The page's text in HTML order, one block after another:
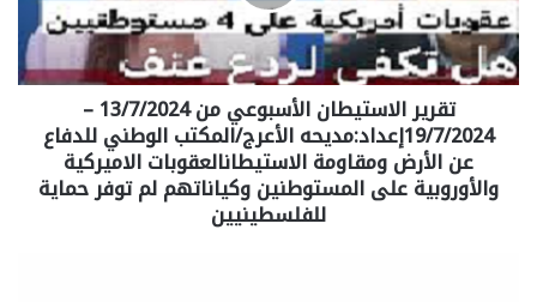
تقرير الاستيطان الأسبوعي من 13/7/2024 –
19/7/2024إعداد:مديحه الأعرج/المكتب الوطني للدفاع
عن الأرض ومقاومة الاستيطانالعقوبات الاميركية
والأوروبية على المستوطنين وكياناتهم لم توفر حماية
للفلسطينيين